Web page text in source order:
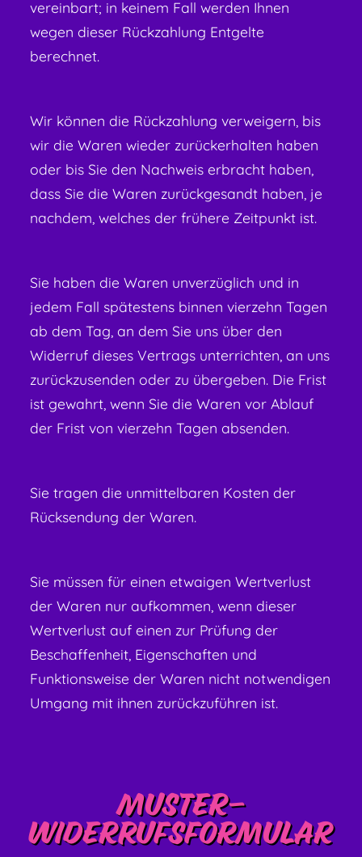
vereinbart; in keinem Fall werden Ihnen
wegen dieser Rückzahlung Entgelte
berechnet.
Wir können die Rückzahlung verweigern, bis
wir die Waren wieder zurückerhalten haben
oder bis Sie den Nachweis erbracht haben,
dass Sie die Waren zurückgesandt haben, je
nachdem, welches der frühere Zeitpunkt ist.
Sie haben die Waren unverzüglich und in
jedem Fall spätestens binnen vierzehn Tagen
ab dem Tag, an dem Sie uns über den
Widerruf dieses Vertrags unterrichten, an uns
zurückzusenden oder zu übergeben. Die Frist
ist gewahrt, wenn Sie die Waren vor Ablauf
der Frist von vierzehn Tagen absenden.
Sie tragen die unmittelbaren Kosten der
Rücksendung der Waren.
Sie müssen für einen etwaigen Wertverlust
der Waren nur aufkommen, wenn dieser
Wertverlust auf einen zur Prüfung der
Beschaffenheit, Eigenschaften und
Funktionsweise der Waren nicht notwendigen
Umgang mit ihnen zurückzuführen ist.
Muster-
Widerrufsformular